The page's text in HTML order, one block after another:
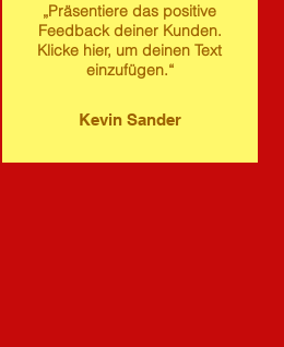
„Präsentiere das positive
Feedback deiner Kunden.
Klicke hier, um deinen Text
einzufügen.“
Kevin Sander